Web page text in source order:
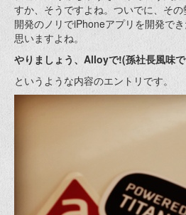
すか、そうですよね。ついでに、そ
開発のノリでiPhoneアプリを開発で
思いますよね。
やりましょう、Alloyで!(孫社長風味
というような内容のエントリです。